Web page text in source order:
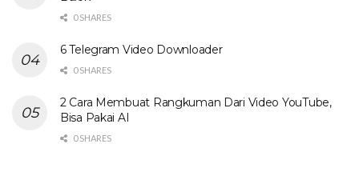
0 SHARES
6 Telegram Video Downloader
0 SHARES
2 Cara Membuat Rangkuman Dari Video YouTube,
Bisa Pakai AI
0 SHARES